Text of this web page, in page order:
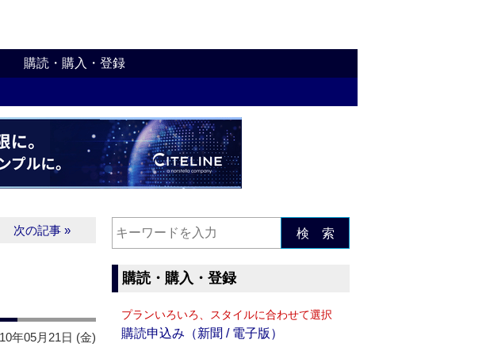
購読・購入・登録
次の記事 »
年05月21日 (金)
検 索
購読・購入・登録
プランいろいろ、スタイルに合わせて選択
購読申込み（新聞 / 電子版）